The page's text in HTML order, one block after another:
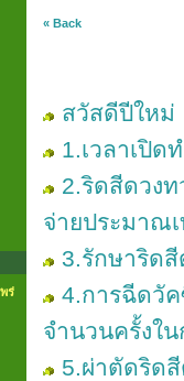
ร่
« Back
สวัสดีปีใหม่
1.เวลาเปิด
2.ริดสีดวง
จ่ายประมาณ
3.รักษาริด
4.การฉีดวั
จำนวนครั้งใ
5.ผ่าตัดริดสี